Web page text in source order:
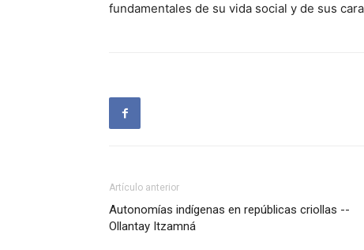
fundamentales de su vida social y de sus
Artículo anterior
Autonomías indígenas en repúblicas criollas --
Ollantay Itzamná